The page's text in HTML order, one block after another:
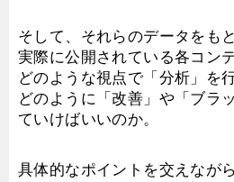
そして、それらのデータをもと
実際に公開されている各コン
どのような視点で「分析」を行
どのように「改善」や「ブラ
ていけばいいのか。
具体的なポイントを交えなが